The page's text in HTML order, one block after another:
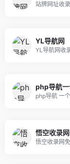
站牌网址收
YL导航网
YL导航网收
php导航一
php导航 一
悟空收录网